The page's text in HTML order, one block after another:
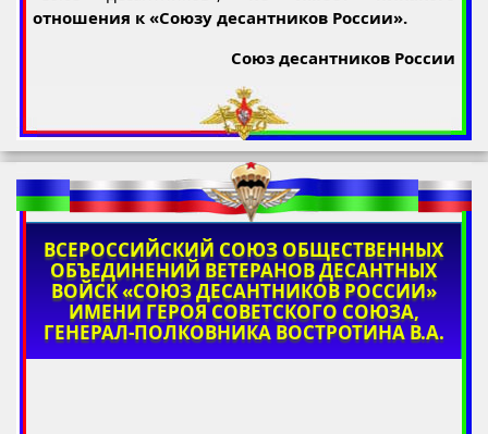
отношения к «Союзу десантников России».
Союз десантников России
ВСЕРОССИЙСКИЙ СОЮЗ ОБЩЕСТВЕННЫХ
ОБЪЕДИНЕНИЙ ВЕТЕРАНОВ ДЕСАНТНЫХ
ВОЙСК «СОЮЗ ДЕСАНТНИКОВ РОССИИ»
ИМЕНИ ГЕРОЯ СОВЕТСКОГО СОЮЗА,
ГЕНЕРАЛ-ПОЛКОВНИКА ВОСТРОТИНА В.А.